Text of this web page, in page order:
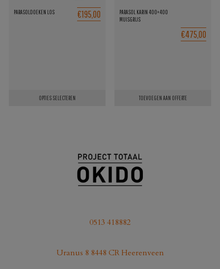
PARASOLDOEKEN LOS €195,00
OPTIES SELECTEREN
PARASOL KARIN 400×400
MUISGRIJS
€475,00
TOEVOEGEN AAN OFFERTE
0513 418882
Uranus 8 8448 CR Heerenveen